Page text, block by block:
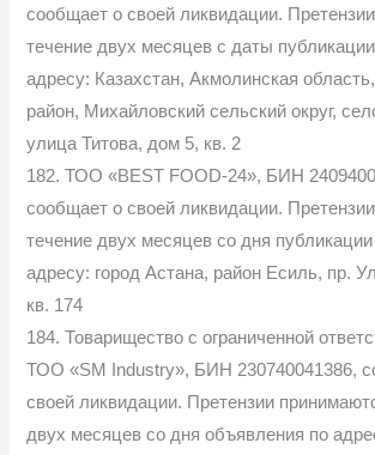
сообщает о своей ликвидации.
течение двух месяцев с даты
адресу: Казахстан, Акмолинская
район, Михайловский сельский округ,
улица Титова, дом 5, кв. 2
182. ТОО «BEST FOOD-24», БИН
сообщает о своей ликвидации.
течение двух месяцев со дня
адресу: город Астана, район Есиль, пр.
кв. 174
184. Товарищество с ограниченной
ТОО «SM Industry», БИН 230740041386,
своей ликвидации. Претензии
двух месяцев со дня объявления по